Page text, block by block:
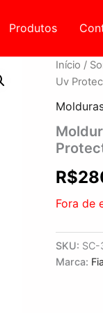
Produtos
Início /
Uv
R$
Fora de
SKU: SC-
Marca: